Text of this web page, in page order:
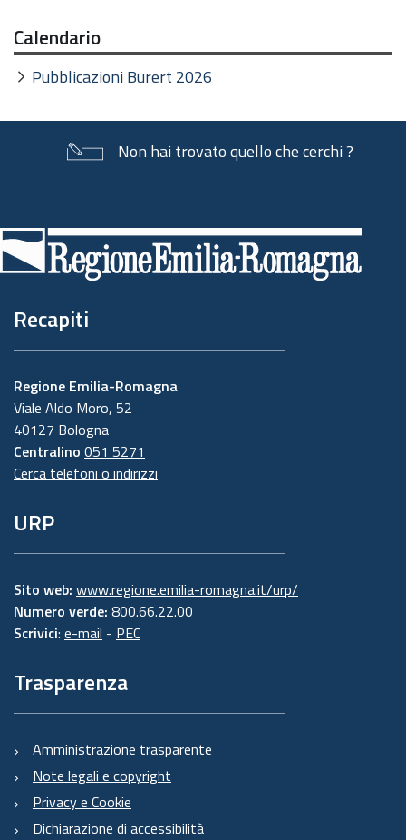
Calendario
Pubblicazioni Burert 2026
Non hai trovato quello che cerchi ?
di
pagina
Recapiti
Regione Emilia-Romagna
Viale Aldo Moro, 52
40127 Bologna
Centralino 051 5271
Cerca telefoni o indirizzi
URP
Sito web: www.regione.emilia-romagna.it/urp/
Numero verde: 800.66.22.00
Scrivici: e-mail - PEC
Trasparenza
Amministrazione trasparente
Note legali e copyright
Privacy e Cookie
Dichiarazione di accessibilità